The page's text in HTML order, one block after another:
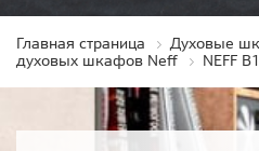
Главная страница Духовые
духовых шкафов Neff
NEFF